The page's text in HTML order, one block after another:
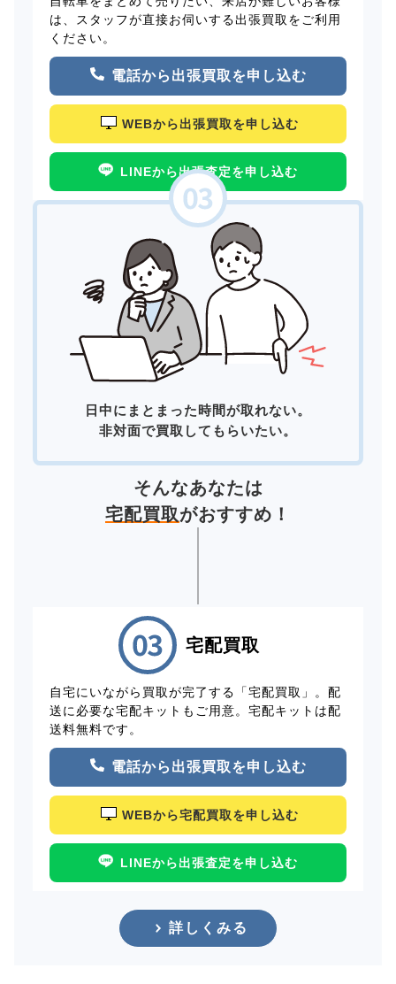
は、スタッフが直接お伺いする出張買取をご利用
ください。
電話から出張買取を申し込む
WEBから出張買取を申し込む
LINEから出張査定を申し込む
日中にまとまった時間が取れない。
非対面で買取してもらいたい。
そんなあなたは
宅配買取がおすすめ！
宅配買取
自宅にいながら買取が完了する「宅配買取」。配
送に必要な宅配キットもご用意。宅配キットは配
送料無料です。
電話から出張買取を申し込む
WEBから宅配買取を申し込む
LINEから出張査定を申し込む
詳しくみる